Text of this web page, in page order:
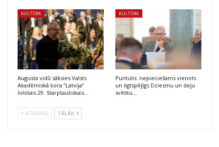
KULTŪRA
Augusta vidū sāksies Valsts
Akadēmiskā kora “Latvija”
lolotais 29. Starptautiskais…
KULTŪRA
Puntulis: nepieciešams vienots
un ilgtspējīgs Dziesmu un deju
svētku…
ATPAKAĻ TĀLĀK